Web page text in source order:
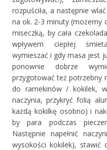
rozpuściła, a następnie
na ok. 2-3 minuty (możemy
miseczką, by cała
wpływem ciepłej
wymieszać i gdy masa jest
ponownie dobrze
przygotować też potrzebny
do ramekinów / kokilek,
naczynia, przykryć folią
każdą kokilkę osobno) i
by para podczas
Następnie napełnić
wysokości kokilek), stawić